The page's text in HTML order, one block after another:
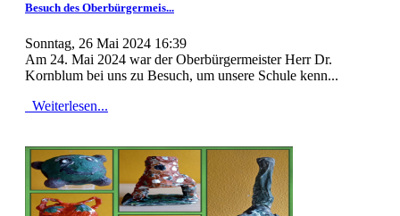
Besuch des Oberbürgermeis...
Sonntag, 26 Mai 2024 16:39
Am 24. Mai 2024 war der Oberbürgermeister Herr Dr.
Kornblum bei uns zu Besuch, um unsere Schule kenn...
Weiterlesen...